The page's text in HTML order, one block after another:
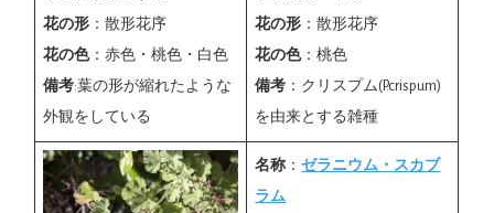
花の形 ：散形花序
花の色：赤色・桃色・白色
備考:葉の形が縮れたような
外観をしている
花の形 ：散形花序
花の色：桃色
備考 ：クリスプム(P.crispum)
を由来とする雑種
名称 ：ゼラニウム・スカブ
ラム